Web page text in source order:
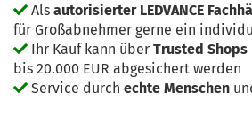
Als autorisierter LEDVANCE
für Großabnehmer gerne ein
Ihr Kauf kann über Trusted
bis 20.000 EUR abgesichert werden
Service durch echte Menschen